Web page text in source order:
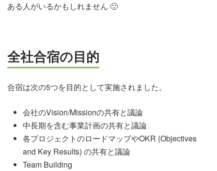
ある人がいるかもしれません 🙂
全社合宿の目的
合宿は次の5つを目的として実施されました。
会社のVision/Missionの共有と議論
中長期を含む事業計画の共有と議論
各プロジェクトのロードマップやOKR (Objectives
and Key Results) の共有と議論
Team Building